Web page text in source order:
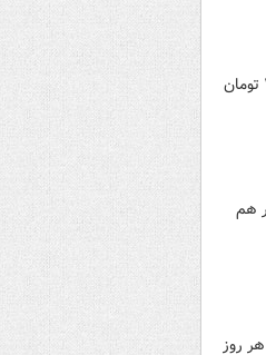
سخنگوی دولت در نشست خبری: بنزینی که به عنوان سهمیه افراد در نظر گرفته شده با همان قیمت‌های ۱۵۰۰ و ۳۵۰۰ تومان
هم
در هر روز